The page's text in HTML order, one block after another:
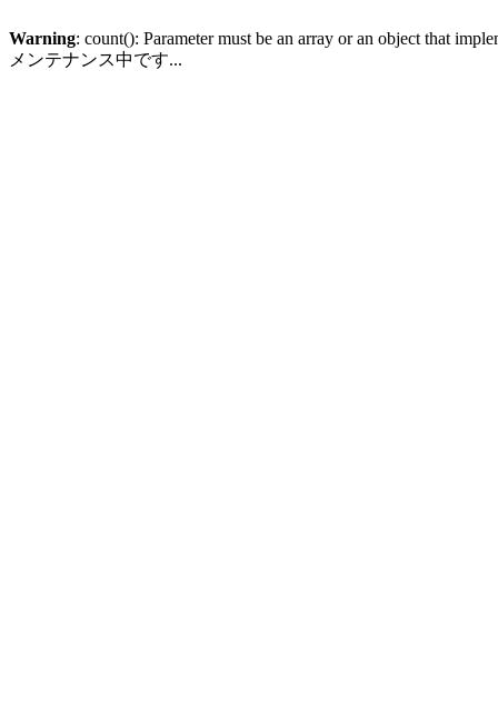
Warning: count(): Parameter must be an array or an object that
メンテナンス中です...